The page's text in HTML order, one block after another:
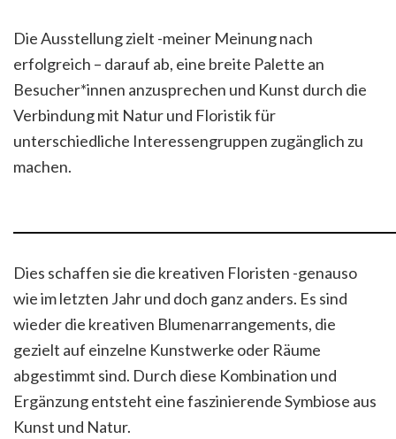
Die Ausstellung zielt -meiner Meinung nach
erfolgreich – darauf ab, eine breite Palette an
Besucher*innen anzusprechen und Kunst durch die
Verbindung mit Natur und Floristik für
unterschiedliche Interessengruppen zugänglich zu
machen.
Dies schaffen sie die kreativen Floristen -genauso
wie im letzten Jahr und doch ganz anders. Es sind
wieder die kreativen Blumenarrangements, die
gezielt auf einzelne Kunstwerke oder Räume
abgestimmt sind. Durch diese Kombination und
Ergänzung entsteht eine faszinierende Symbiose aus
Kunst und Natur.